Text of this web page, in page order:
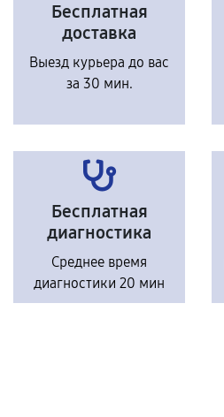
Бесплатная
доставка
Выезд курьера до вас
за 30 мин.
Бесплатная
диагностика
Среднее время
диагностики 20 мин